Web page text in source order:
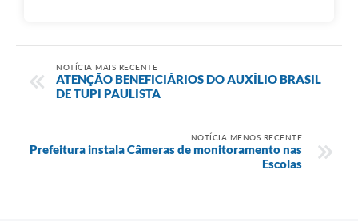
NOTÍCIA MAIS RECENTE
ATENÇÃO BENEFICIÁRIOS DO AUXÍLIO BRASIL
DE TUPI PAULISTA
NOTÍCIA MENOS RECENTE
Prefeitura instala Câmeras de monitoramento nas
Escolas